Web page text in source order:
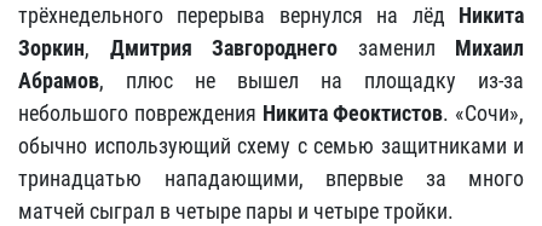
трёхнедельного перерыва вернулся на лёд Никита
Зоркин, Дмитрия Завгороднего заменил Михаил
Абрамов, плюс не вышел на площадку из-за
небольшого повреждения Никита Феоктистов. «Сочи»,
обычно использующий схему с семью защитниками и
тринадцатью нападающими, впервые за много
матчей сыграл в четыре пары и четыре тройки.